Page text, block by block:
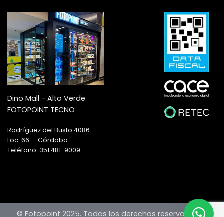
Dino Mall - Alto Verde
FOTOPOINT TECNO
Rodríguez del Busto 4086
Loc. 66 — Córdoba.
Teléfono: 351 481-9009
© Fotopoint 2025. Todos los derechos reservados —